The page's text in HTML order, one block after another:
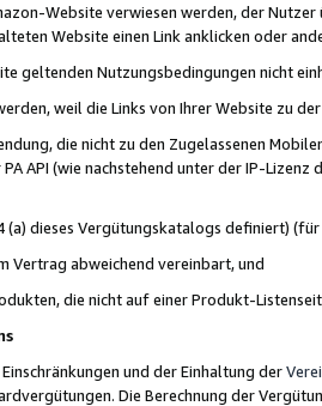
Website verwiesen werden, der
Website einen Link anklicken oder
geltenden Nutzungsbedingungen nicht
weil die Links von Ihrer Website zu
die nicht zu den Zugelassenen
API (wie nachstehend unter der IP-
dieses Vergütungskatalogs definiert)
Vertrag abweichend vereinbart, und
die nicht auf einer Produkt-
und der Einhaltung der
Die Berechnung der